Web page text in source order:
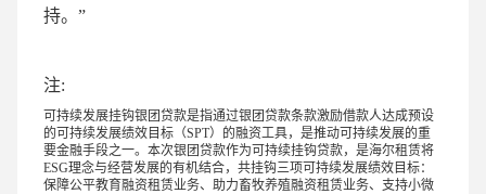
持。”
注:
可持续发展挂钩银团贷款是指通过银团贷款条款激励借款人达成预设
的可持续发展绩效目标（SPT）的融资工具，是推动可持续发展的重
要金融手段之一。本次银团贷款作为可持续挂钩贷款，是海尔租赁将
ESG理念与经营发展的有机结合，共挂钩三项可持续发展绩效目标：
保障公平教育融资租赁业务、助力畜牧养殖融资租赁业务、支持小微